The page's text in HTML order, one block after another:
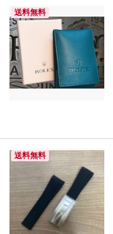
送料無料
送料無料